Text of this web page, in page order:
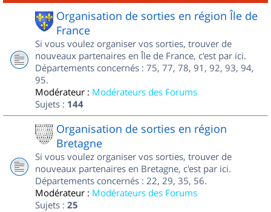
Organisation de sorties en région Île de
France
Si vous voulez organiser vos sorties, trouver de
nouveaux partenaires en Île de France, c'est par ici.
Départements concernés : 75, 77, 78, 91, 92, 93, 94,
95.
Modérateur : Modérateurs des Forums
Sujets : 144
Organisation de sorties en région
Bretagne
Si vous voulez organiser vos sorties, trouver de
nouveaux partenaires en Bretagne, c'est par ici.
Départements concernés : 22, 29, 35, 56.
Modérateur : Modérateurs des Forums
Sujets : 25